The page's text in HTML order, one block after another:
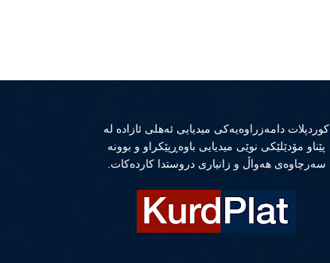
كوردپلات دامەزراوەیەكی میدیایی ئەهلی ئازادە لە
پێناو مۆدێلێكی نوێی میدیایی باوەڕپێكراو و بوونە
سەرچاوەی هەواڵ و زانیاری دروستدا كاردەكات.